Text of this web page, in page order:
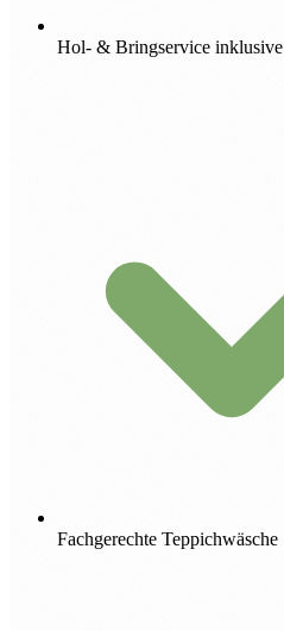
Hol- & Bringservice inklusive
Fachgerechte Teppichwäsche